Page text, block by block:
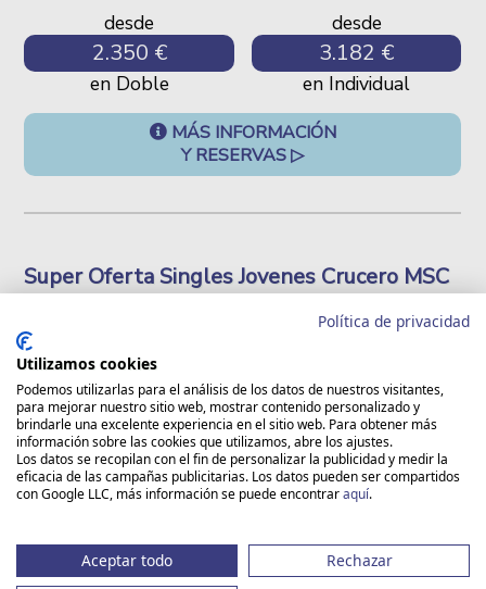
desde
2.350 €
en Doble
desde
3.182 €
en Individual
MÁS INFORMACIÓN
Y RESERVAS ▷
Super Oferta Singles Jovenes Crucero MSC
WORLD EUROPA Puente Octubre 2026
Próxima salida:
16/10/2026
Política de privacidad
Utilizamos cookies
Podemos utilizarlas para el análisis de los datos de nuestros visitantes,
para mejorar nuestro sitio web, mostrar contenido personalizado y
brindarle una excelente experiencia en el sitio web. Para obtener más
información sobre las cookies que utilizamos, abre los ajustes.
Los datos se recopilan con el fin de personalizar la publicidad y medir la
eficacia de las campañas publicitarias. Los datos pueden ser compartidos
con Google LLC, más información se puede encontraraquí.
Aceptar todo
Rechazar